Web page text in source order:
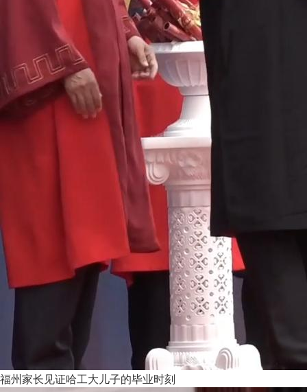
福州家长见证哈工大儿子的毕业时刻